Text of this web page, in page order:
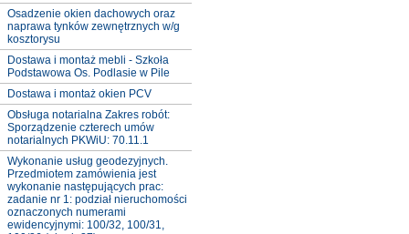
Osadzenie okien dachowych oraz
naprawa tynków zewnętrznych w/g
kosztorysu
Dostawa i montaż mebli - Szkoła
Podstawowa Os. Podlasie w Pile
Dostawa i montaż okien PCV
Obsługa notarialna Zakres robót:
Sporządzenie czterech umów
notarialnych PKWiU: 70.11.1
Wykonanie usług geodezyjnych.
Przedmiotem zamówienia jest
wykonanie następujących prac:
zadanie nr 1: podział nieruchomości
oznaczonych numerami
ewidencyjnymi: 100/32, 100/31,